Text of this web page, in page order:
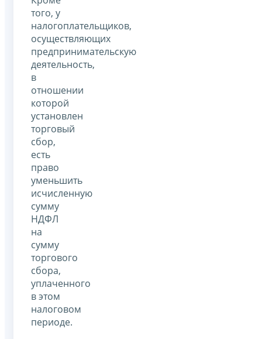
того, у
налогоплательщиков,
осуществляющих
предпринимательскую
деятельность,
в
отношении
которой
установлен
торговый
сбор,
есть
право
уменьшить
исчисленную
сумму
НДФЛ
на
сумму
торгового
сбора,
уплаченного
в этом
налоговом
периоде.